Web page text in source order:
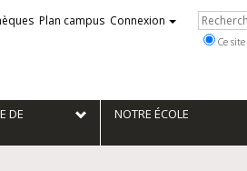
Plan campus Connexion
Ce site
DE NOTRE ÉCOLE